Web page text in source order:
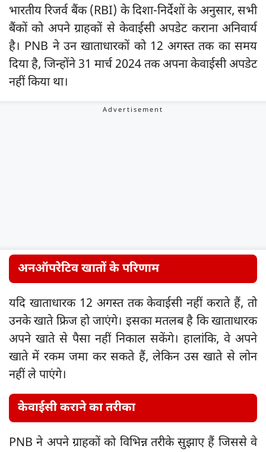
भारतीय रिजर्व बैंक (RBI) के दिशा-निर्देशों के अनुसार, सभी
बैंकों को अपने ग्राहकों से केवाईसी अपडेट कराना अनिवार्य
है। PNB ने उन खाताधारकों को 12 अगस्त तक का समय
दिया है, जिन्होंने 31 मार्च 2024 तक अपना केवाईसी अपडेट
नहीं किया था।
अनऑपरेटिव खातों के परिणाम
यदि खाताधारक 12 अगस्त तक केवाईसी नहीं कराते हैं, तो
उनके खाते फ्रिज हो जाएंगे। इसका मतलब है कि खाताधारक
अपने खाते से पैसा नहीं निकाल सकेंगे। हालांकि, वे अपने
खाते में रकम जमा कर सकते हैं, लेकिन उस खाते से लोन
नहीं ले पाएंगे।
केवाईसी कराने का तरीका
PNB ने अपने ग्राहकों को विभिन्न तरीके सुझाए हैं जिससे वे